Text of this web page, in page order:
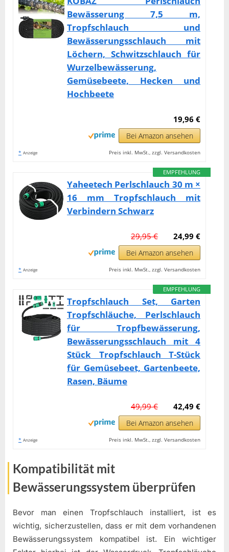
Bewässerung 7,5 m,
Tropfschlauch und
Bewässerungsschlauch mit
Löchern, Schwitzschlauch für
Wurzelbewässerung,
Gemüsebeete, Hecken und
Hochbeete
19,96 €
Bei Amazon ansehen
* Anzeige Preis inkl. MwSt., zzgl. Versandkosten
EMPFEHLUNG
Yaheetech Perlschlauch 30 m ×
16 mm Tropfschlauch mit
Verbindern Schwarz
24,99 €
29,95 €
Bei Amazon ansehen
* Anzeige Preis inkl. MwSt., zzgl. Versandkosten
EMPFEHLUNG
Tropfschlauch Set, Garten
Tropfschläuche, Perlschlauch
für Tropfbewässerung,
Bewässerungsschlauch mit 4
Stück Tropfschlauch T-Stück
für Gemüsebeet, Gartenbeete,
Rasen, Bäume
42,49 €
49,99 €
Bei Amazon ansehen
* Anzeige Preis inkl. MwSt., zzgl. Versandkosten
Kompatibilität mit
Bewässerungssystem überprüfen
Bevor man einen Tropfschlauch installiert, ist es
wichtig, sicherzustellen, dass er mit dem vorhandenen
Bewässerungssystem kompatibel ist. Ein wichtiger